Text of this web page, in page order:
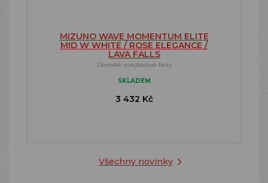
Všechny novinky
MIZUNO WAVE MOMENTUM ELITE
MID W WHITE / ROSE ELEGANCE /
LAVA FALLS
Dámské volejbalové boty
SKLADEM
3 432 Kč